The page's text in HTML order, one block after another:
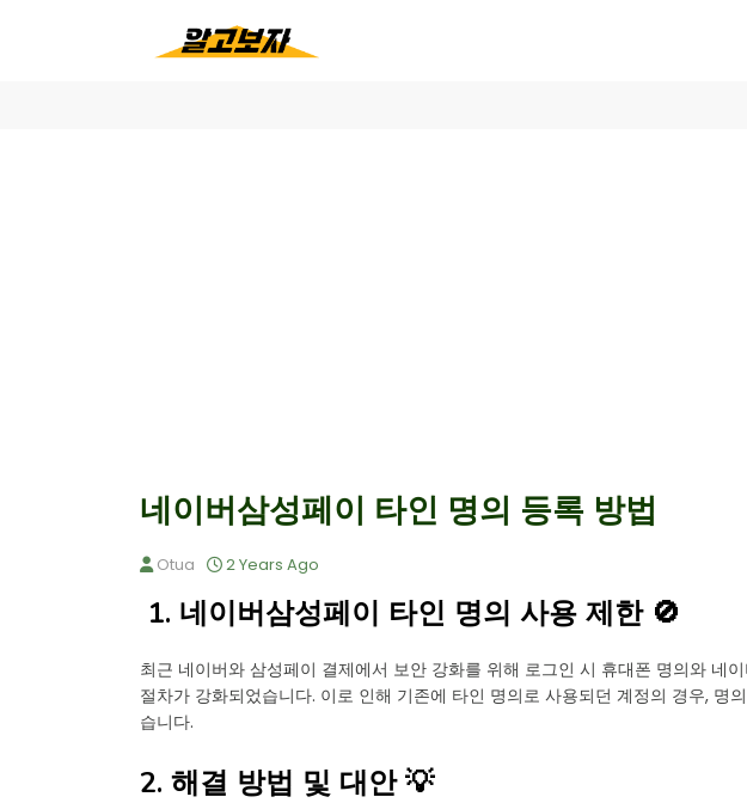
네이버삼성페이 타인 명의 등록 방법
Otua 2 Years Ago
1. 네이버삼성페이 타인 명의 사용 제한 🚫
최근 네이버와 삼성페이 결제에서 보안 강화를 위해 로그인 시 휴대폰 명의와 네
절차가 강화되었습니다. 이로 인해 기존에 타인 명의로 사용되던 계정의 경우, 명
습니다.
2. 해결 방법 및 대안 💡